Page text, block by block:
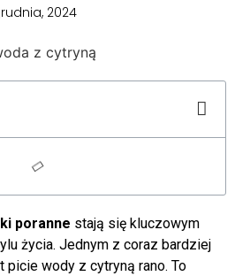
2024
poranne stają się kluczowym
życia. Jednym z coraz bardziej
picie wody z cytryną rano. To